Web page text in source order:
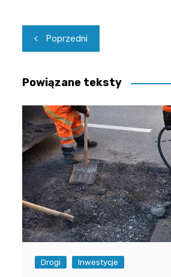
Nawigacja
wpisu
Poprzedni
Powiązane teksty
Drogi Inwestycje